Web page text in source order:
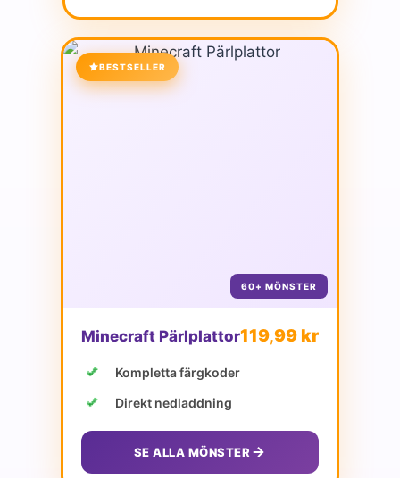
BESTSELLER
60+ MÖNSTER
Minecraft Pärlplattor119,99 kr
Kompletta färgkoder
Direkt nedladdning
SE ALLA MÖNSTER